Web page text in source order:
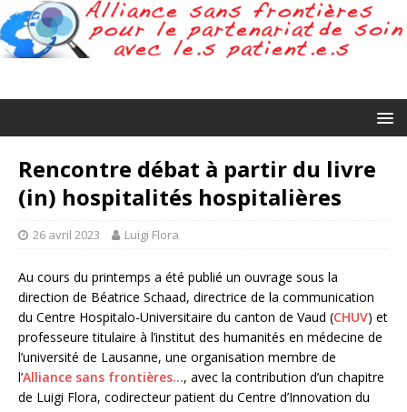
Rencontre débat à partir du livre
(in) hospitalités hospitalières
26 avril 2023 Luigi Flora
Au cours du printemps a été publié un ouvrage sous la
direction de Béatrice Schaad, directrice de la communication
du Centre Hospitalo-Universitaire du canton de Vaud (CHUV) et
professeure titulaire à l’institut des humanités en médecine de
l’université de Lausanne, une organisation membre de
l’Alliance sans frontières…, avec la contribution d’un chapitre
de Luigi Flora, codirecteur patient du Centre d’Innovation du